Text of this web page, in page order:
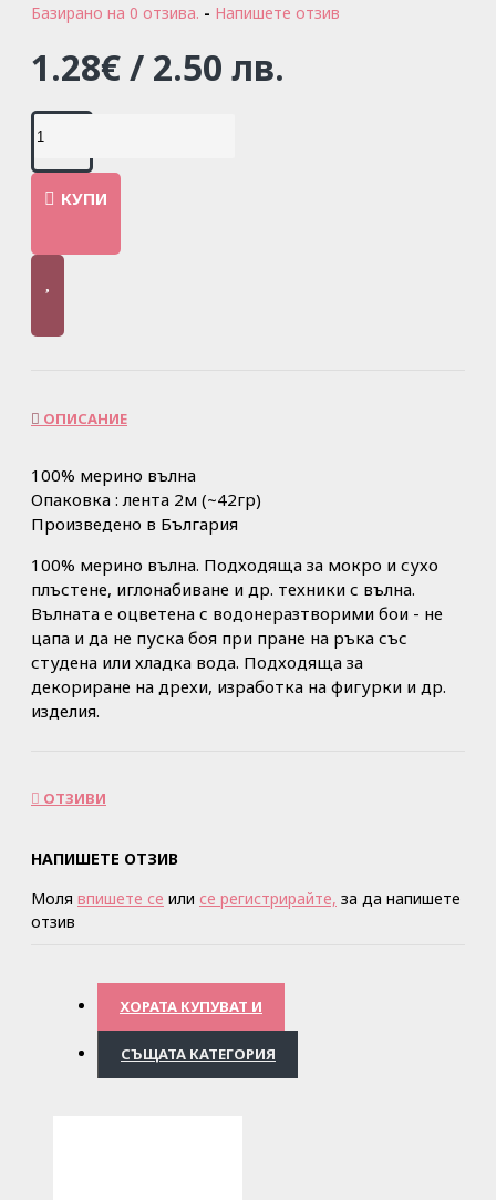
Базирано на 0 отзива. - Напишете отзив
1.28€ / 2.50 лв.
КУПИ
ОПИСАНИЕ
100% мерино вълна
Опаковка : лента 2м (~42гр)
Произведено в България
100% мерино вълна. Подходяща за мокро и сухо
плъстене, иглонабиване и др. техники с вълна.
Вълната е оцветена с водонеразтворими бои - не
цапа и да не пуска боя при пране на ръка със
студена или хладка вода. Подходяща за
декориране на дрехи, изработка на фигурки и др.
изделия.
ОТЗИВИ
НАПИШЕТЕ ОТЗИВ
Моля впишете се или се регистрирайте, за да напишете
отзив
ХОРАТА КУПУВАТ И
СЪЩАТА КАТЕГОРИЯ